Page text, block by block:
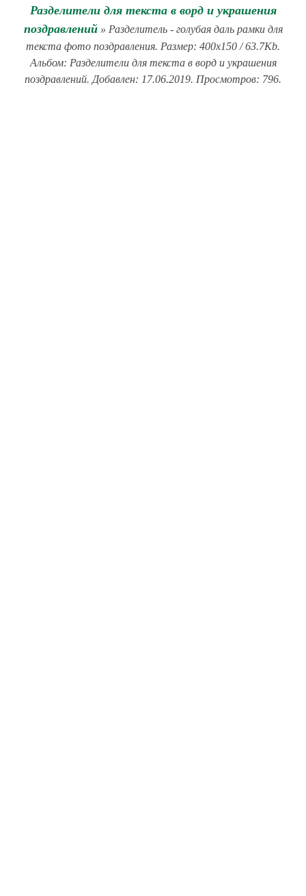
Разделители для текста в ворд и украшения
поздравлений» Разделитель - голубая даль рамки для
текста фото поздравления. Размер: 400x150 / 63.7Kb.
Альбом: Разделители для текста в ворд и украшения
поздравлений. Добавлен: 17.06.2019. Просмотров: 796.